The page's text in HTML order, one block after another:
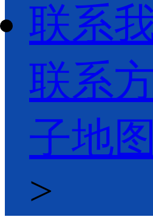
联系
联系
子地图
>